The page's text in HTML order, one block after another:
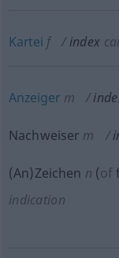
Kartei f index
Anzeiger m
Nachweiser m
(An)Zeichen n (of
indication